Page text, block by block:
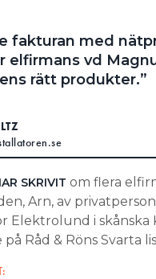
framstod som skälig.
fakturan med
elfirmans vd
rätt produkter.”
SKRIVIT om flera
Arn, av
Elektrolund i
Råd & Röns Svarta